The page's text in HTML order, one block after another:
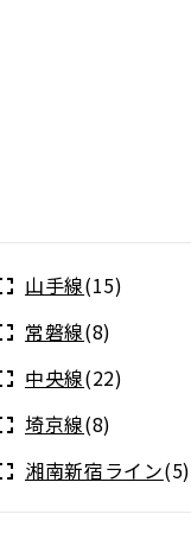
山手線(15)
常磐線(8)
中央線(22)
埼京線(8)
湘南新宿ライン(5)